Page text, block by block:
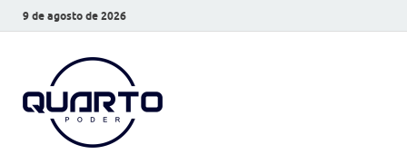
9 de agosto de 2026